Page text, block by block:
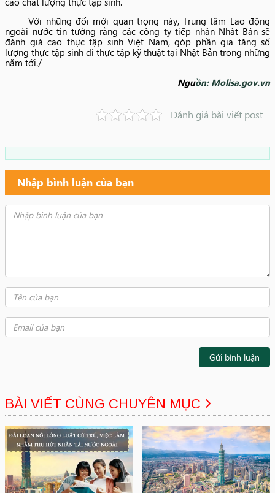
Với những đổi mới quan trọng này, Trung tâm Lao động
ngoài nước tin tưởng rằng các công ty tiếp nhận Nhật Bản sẽ
đánh giá cao thực tập sinh Việt Nam, góp phần gia tăng số
lượng thực tập sinh đi thực tập kỹ thuật tại Nhật Bản trong những
năm tới./
Nguồn: Molisa.gov.vn
Đánh giá bài viết post
Nhập bình luận của bạn
Gửi bình luận
BÀI VIẾT CÙNG CHUYÊN MỤC